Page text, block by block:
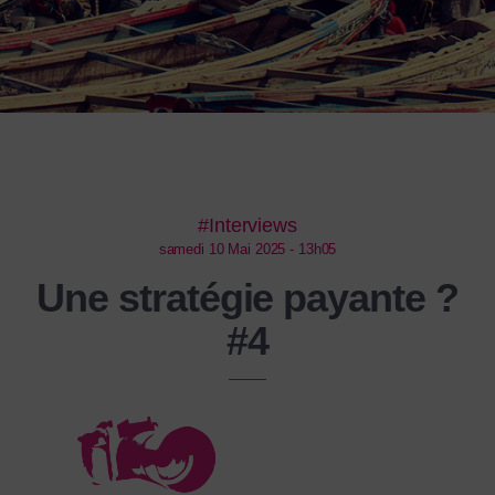
#Interviews
samedi 10 Mai 2025 - 13h05
Une stratégie payante ?
#4